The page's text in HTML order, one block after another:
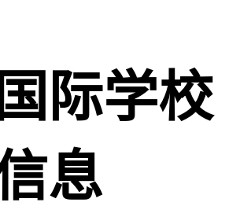
际学校
息